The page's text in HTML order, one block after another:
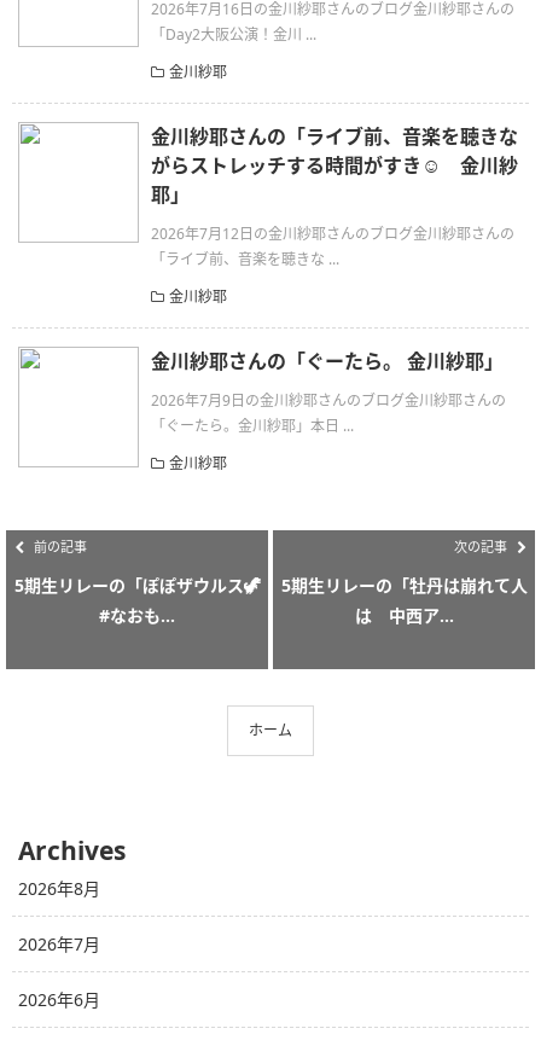
2026年7月16日の金川紗耶さんのブログ金川紗耶さんの
「Day2大阪公演！金川 ...
金川紗耶
金川紗耶さんの「ライブ前、音楽を聴きな
がらストレッチする時間がすき☺️ 金川紗
耶」
2026年7月12日の金川紗耶さんのブログ金川紗耶さんの
「ライブ前、音楽を聴きな ...
金川紗耶
金川紗耶さんの「ぐーたら。 金川紗耶」
2026年7月9日の金川紗耶さんのブログ金川紗耶さんの
「ぐーたら。金川紗耶」本日 ...
金川紗耶
前の記事
5期生リレーの「ぽぽザウルス🦖
#なおも...
次の記事
5期生リレーの「牡丹は崩れて人
は 中西ア...
ホーム
Archives
2026年8月
2026年7月
2026年6月